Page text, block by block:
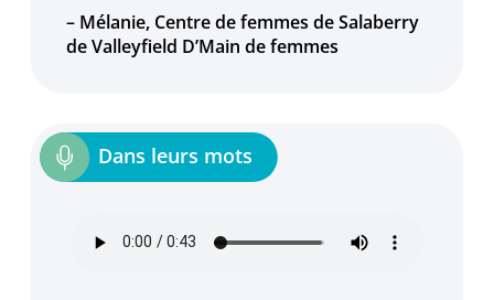
– Mélanie, Centre de femmes de Salaberry
de Valleyfield D’Main de femmes